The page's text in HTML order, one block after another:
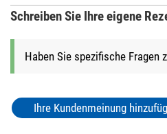
Schreiben Sie Ihre eigene
Haben Sie spezifische Fragen
Ihre Kundenmeinung